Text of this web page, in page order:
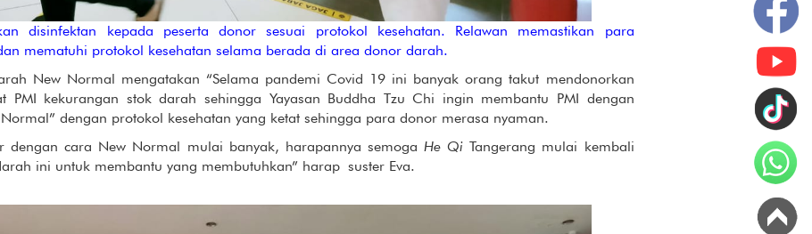
disinfektan kepada peserta donor sesuai protokol kesehatan. Relawan memastikan para
mematuhi protokol kesehatan selama berada di area donor darah.
New Normal mengatakan “Selama pandemi Covid 19 ini banyak orang takut mendonorkan
PMI kekurangan stok darah sehingga Yayasan Buddha Tzu Chi ingin membantu PMI dengan
dengan protokol kesehatan yang ketat sehingga para donor merasa nyaman.
dengan cara New Normal mulai banyak, harapannya semoga He Qi Tangerang mulai kembali
ini untuk membantu yang membutuhkan” harap suster Eva.